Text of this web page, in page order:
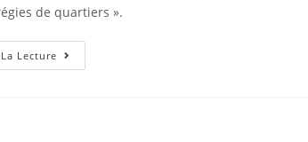
de quartiers ».
Lecture